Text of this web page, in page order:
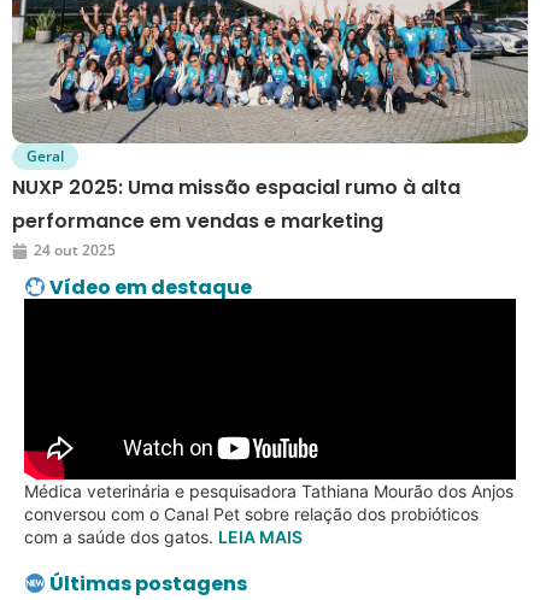
Geral
NUXP 2025: Uma missão espacial rumo à alta
performance em vendas e marketing
24 out 2025
Vídeo em destaque
Médica veterinária e pesquisadora Tathiana Mourão dos Anjos
conversou com o Canal Pet sobre relação dos probióticos
com a saúde dos gatos. LEIA MAIS
Últimas postagens